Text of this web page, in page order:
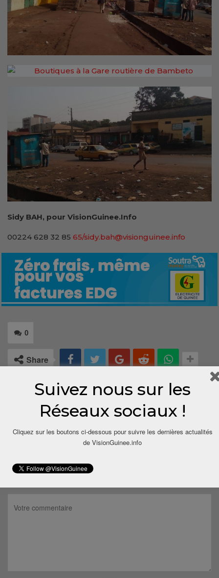
Sidy BAH, pour VisionGuinee.Info
00224 628 32 85 65/sidy.bah@visionguinee.info
0
Share
Suivez nous sur les
Réseaux sociaux !
Cliquez sur les boutons ci-dessous pour suivre les dernières actualités
de VisionGuinee.info